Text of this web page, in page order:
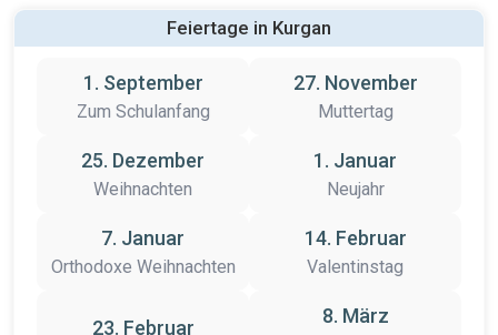
Feiertage in Kurgan
1. September
Zum Schulanfang
27. November
Muttertag
25. Dezember
Weihnachten
1. Januar
Neujahr
7. Januar
Orthodoxe Weihnachten
14. Februar
Valentinstag
23. Februar
8. März